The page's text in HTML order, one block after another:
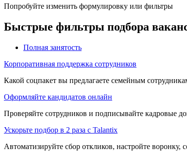
Попробуйте изменить формулировку или фильтры
Быстрые фильтры подбора
Полная занятость
Корпоративная поддержка сотрудников
Какой соцпакет вы предлагаете семейным
Оформляйте кандидатов онлайн
Проверяйте сотрудников и подписывайте кадровые
Ускорьте подбор в 2 раза с Talantix
Автоматизируйте сбор откликов, настройте воронку,